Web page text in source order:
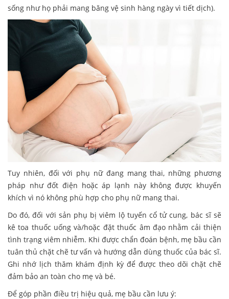
sống như họ phải mang băng vệ sinh hàng ngày vì tiết dịch).
Tuy nhiên, đối với phụ nữ đang mang thai, những phương
pháp như đốt điện hoặc áp lạnh này không được khuyến
khích vì nó không phù hợp cho phụ nữ mang thai.
Do đó, đối với sản phụ bị viêm lộ tuyến cổ tử cung, bác sĩ sẽ
kê toa thuốc uống và/hoặc đặt thuốc âm đạo nhằm cải thiện
tình trạng viêm nhiễm. Khi được chẩn đoán bệnh, mẹ bầu cần
tuân thủ chặt chẽ tư vấn và hướng dẫn dùng thuốc của bác sĩ.
Ghi nhớ lịch thăm khám định kỳ để được theo dõi chặt chẽ
đảm bảo an toàn cho mẹ và bé.
Để góp phần điều trị hiệu quả, mẹ bầu cần lưu ý: